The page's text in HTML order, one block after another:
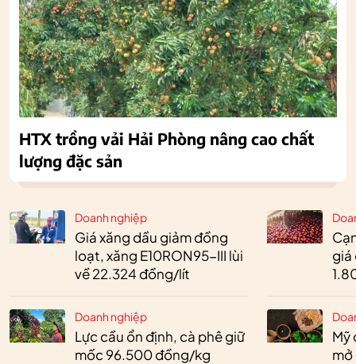
Doanh nghiệp
Giá xăng dầu giảm đồng
loạt, xăng E10RON95-III lùi
về 22.324 đồng/lít
Doanh nghiệp
Lực cầu ổn định, cà phê giữ
mốc 96.500 đồng/kg
giá
Mỹ
HTX trồng vải Hải Phòng nâng cao chất
lượng đặc sản